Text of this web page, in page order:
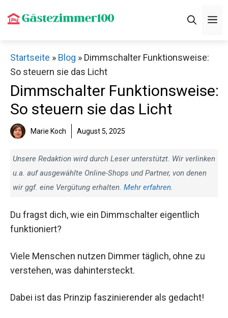
Inhalt
Startseite » Blog » Dimmschalter Funktionsweise:
So steuern sie das Licht
Dimmschalter Funktionsweise:
So steuern sie das Licht
Marie Koch August 5, 2025
Unsere Redaktion wird durch Leser unterstützt. Wir verlinken
u.a. auf ausgewählte Online-Shops und Partner, von denen
wir ggf. eine Vergütung erhalten. Mehr erfahren.
Du fragst dich, wie ein Dimmschalter eigentlich
funktioniert?
Viele Menschen nutzen Dimmer täglich, ohne zu
verstehen, was dahintersteckt.
Dabei ist das Prinzip faszinierender als gedacht!